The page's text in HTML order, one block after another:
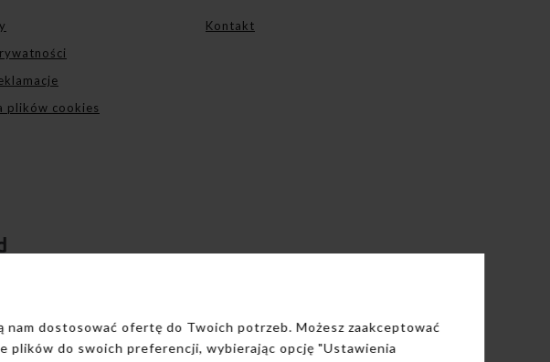
plików cookies
Kontakt
dostosować ofertę do Twoich potrzeb. Możesz zaakceptować
plików do swoich preferencji, wybierając opcję "Ustawienia